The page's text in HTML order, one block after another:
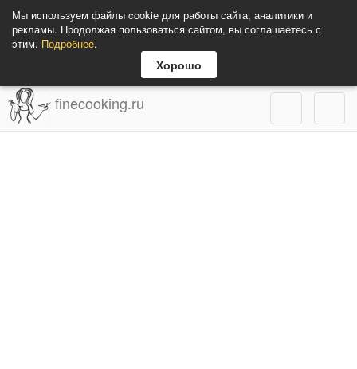
Мы используем файлы cookie для работы сайта, аналитики и
рекламы. Продолжая пользоваться сайтом, вы соглашаетесь с
этим. Подробнее.
Хорошо
finecooking.ru